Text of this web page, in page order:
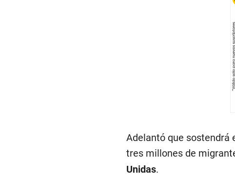
Adelantó que sostendrá
tres millones de
Unidas.